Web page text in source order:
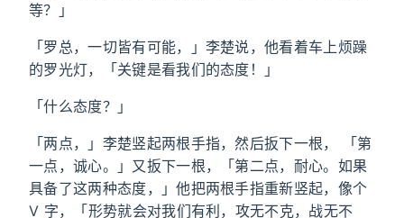
等？」
「罗总，一切皆有可能，」李楚说，他看着车上烦躁
的罗光灯，「关键是看我们的态度！」
「什么态度？」
「两点，」李楚竖起两根手指，然后扳下一根， 「第
一点，诚心。」又扳下一根，「第二点，耐心。如果
具备了这两种态度，」他把两根手指重新竖起，像个
V 字，「形势就会对我们有利，攻无不克，战无不